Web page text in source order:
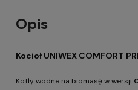
Opis
Kocioł UNIWEX COMFORT
Kotły wodne na biomasę w wersji